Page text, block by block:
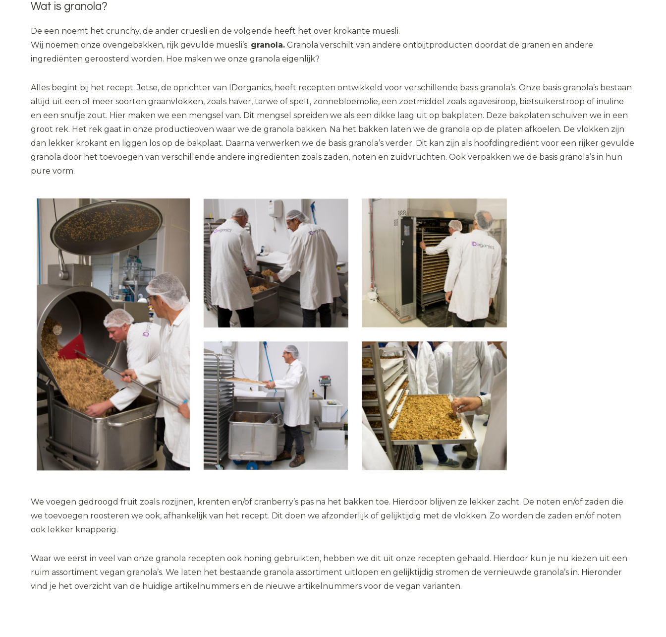
Wat is granola?
De een noemt het crunchy, de ander cruesli en de volgende heeft het over krokante muesli.
Wij noemen onze ovengebakken, rijk gevulde muesli’s: granola. Granola verschilt van andere ontbijtproducten doordat de granen en andere
ingrediënten geroosterd worden. Hoe maken we onze granola eigenlijk?
Alles begint bij het recept. Jetse, de oprichter van IDorganics, heeft recepten ontwikkeld voor verschillende basis granola’s. Onze basis granola’s bestaan
altijd uit een of meer soorten graanvlokken, zoals haver, tarwe of spelt, zonnebloemolie, een zoetmiddel zoals agavesiroop, bietsuikerstroop of inuline
en een snufje zout. Hier maken we een mengsel van. Dit mengsel spreiden we als een dikke laag uit op bakplaten. Deze bakplaten schuiven we in een
groot rek. Het rek gaat in onze productieoven waar we de granola bakken. Na het bakken laten we de granola op de platen afkoelen. De vlokken zijn
dan lekker krokant en liggen los op de bakplaat. Daarna verwerken we de basis granola’s verder. Dit kan zijn als hoofdingrediënt voor een rijker gevulde
granola door het toevoegen van verschillende andere ingrediënten zoals zaden, noten en zuidvruchten. Ook verpakken we de basis granola’s in hun
pure vorm.
We voegen gedroogd fruit zoals rozijnen, krenten en/of cranberry’s pas na het bakken toe. Hierdoor blijven ze lekker zacht. De noten en/of zaden die
we toevoegen roosteren we ook, afhankelijk van het recept. Dit doen we afzonderlijk of gelijktijdig met de vlokken. Zo worden de zaden en/of noten
ook lekker knapperig.
Waar we eerst in veel van onze granola recepten ook honing gebruikten, hebben we dit uit onze recepten gehaald. Hierdoor kun je nu kiezen uit een
ruim assortiment vegan granola’s. We laten het bestaande granola assortiment uitlopen en gelijktijdig stromen de vernieuwde granola’s in. Hieronder
vind je het overzicht van de huidige artikelnummers en de nieuwe artikelnummers voor de vegan varianten.